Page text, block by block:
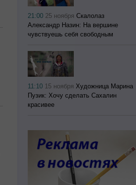
21:00 25 ноября Скалолаз
Александр Назин: На вершине
чувствуешь себя свободным
11:10 15 ноября Художница Марина
Пузик: Хочу сделать Сахалин
красивее